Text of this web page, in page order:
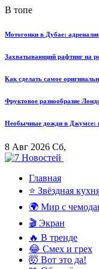
В топе
Мотогонки в Дубае:
Захватывающий рафтинг на
Как сделать самое
Фруктовое разнообразие
Необычные дожди в Джумсе:
8 Авг 2026 Сб,
Главная
⭐ Звёздная
🌍 Мир с
🎬 Экран
🔥 В тренде
😂 Смех и грех
🤯 Вот это да!